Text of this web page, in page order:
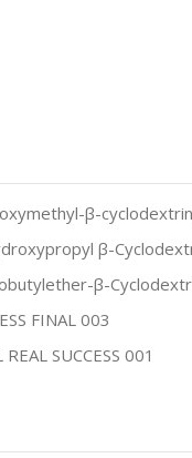
β-cyclodextrin
β-
β-
FINAL 003
SUCCESS 001